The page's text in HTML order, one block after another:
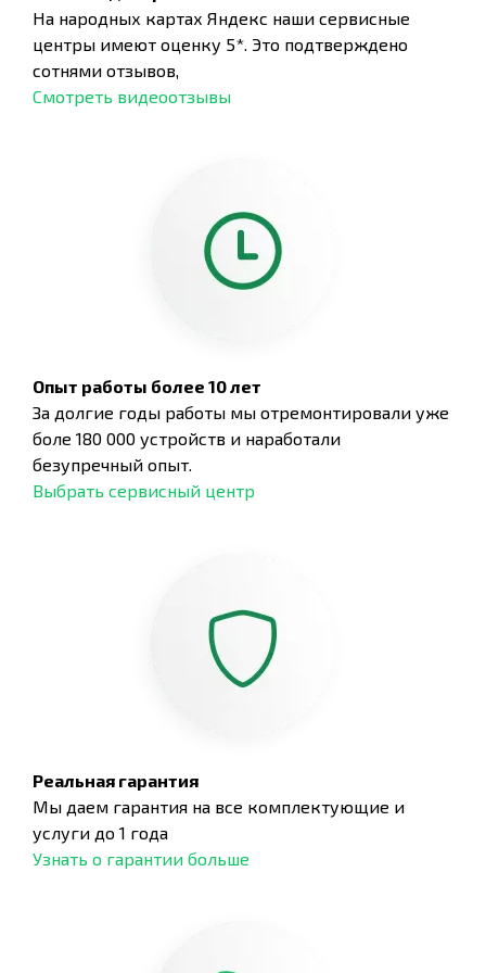
На народных картах Яндекс наши сервисные
центры имеют оценку 5*. Это подтверждено
сотнями отзывов,
Смотреть видеоотзывы
Опыт работы более 10 лет
За долгие годы работы мы отремонтировали уже
боле 180 000 устройств и наработали
безупречный опыт.
Выбрать сервисный центр
Реальная гарантия
Мы даем гарантия на все комплектующие и
услуги до 1 года
Узнать о гарантии больше